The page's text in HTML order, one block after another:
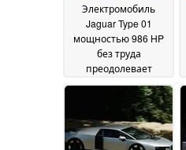
Электромобиль
Jaguar Type 01
мощностью 986 HP
без труда
преодолевает
подъем в Гудвуде, а
автолюбители
называют его
«быстрым
холодильником»14